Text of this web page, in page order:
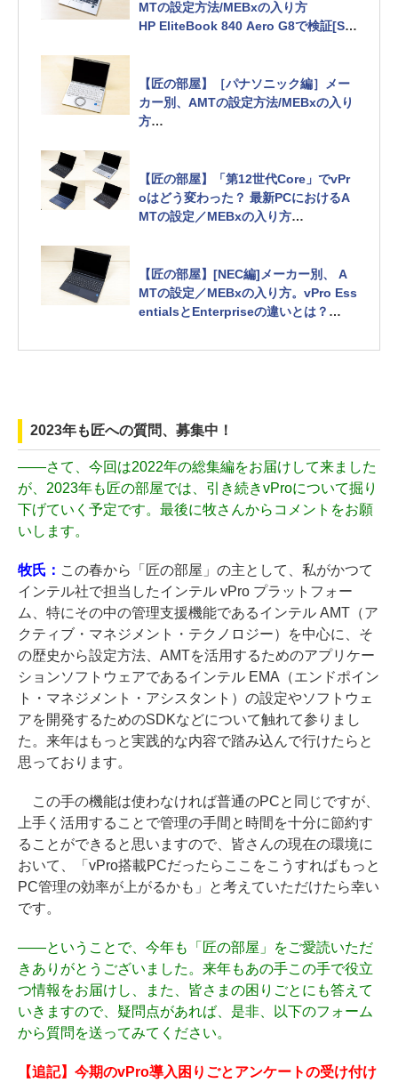
MTの設定方法/MEBxの入り方
HP EliteBook 840 Aero G8で検証[Sp
【匠の部屋】［パナソニック編］メー
カー別、AMTの設定方法/MEBxの入り
方
【匠の部屋】「第12世代Core」でvPr
oはどう変わった？ 最新PCにおけるA
MTの設定／MEBxの入り方
RJ74/KU、富士通 LIFEBOOK U9312/
Jの4モデルで検証[Sponsored]
【匠の部屋】[NEC編]メーカー別、 A
MTの設定／MEBxの入り方。vPro Ess
entialsとEnterpriseの違いとは？
搭載の「PC-VKH48DZGC」とEssenti
2023年も匠への質問、募集中！
――さて、今回は2022年の総集編をお届けして来ました
が、2023年も匠の部屋では、引き続きvProについて掘り
下げていく予定です。最後に牧さんからコメントをお願
いします。
牧氏： この春から「匠の部屋」の主として、私がかつて
インテル社で担当したインテル vPro プラットフォー
ム、特にその中の管理支援機能であるインテル AMT（ア
クティブ・マネジメント・テクノロジー）を中心に、そ
の歴史から設定方法、AMTを活用するためのアプリケー
ションソフトウェアであるインテル EMA（エンドポイン
ト・マネジメント・アシスタント）の設定やソフトウェ
アを開発するためのSDKなどについて触れて参りまし
た。来年はもっと実践的な内容で踏み込んで行けたらと
思っております。
この手の機能は使わなければ普通のPCと同じですが、
上手く活用することで管理の手間と時間を十分に節約す
ることができると思いますので、皆さんの現在の環境に
おいて、「vPro搭載PCだったらここをこうすればもっと
PC管理の効率が上がるかも」と考えていただけたら幸い
です。
――ということで、今年も「匠の部屋」をご愛読いただ
きありがとうございました。来年もあの手この手で役立
つ情報をお届けし、また、皆さまの困りごとにも答えて
いきますので、疑問点があれば、是非、以下のフォーム
から質問を送ってみてください。
【追記】今期のvPro導入困りごとアンケートの受け付け